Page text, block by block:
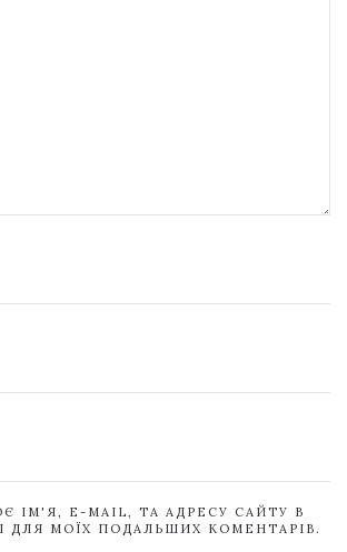
ІМ'Я, E-MAIL, ТА АДРЕСУ САЙТУ В
ДЛЯ МОЇХ ПОДАЛЬШИХ КОМЕНТАРІВ.